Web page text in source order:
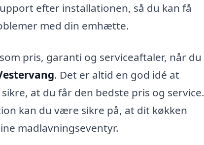
efter installationen, så du kan få
med din emhætte.
pris, garanti og serviceaftaler, når du
. Det er altid en god idé at
at du får den bedste pris og service.
kan du være sikre på, at dit køkken
madlavningseventyr.